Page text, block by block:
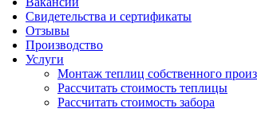
Свидетельства и сертификаты
Отзывы
Производство
Услуги
Монтаж теплиц собственного
Рассчитать стоимость теплицы
Рассчитать стоимость забора